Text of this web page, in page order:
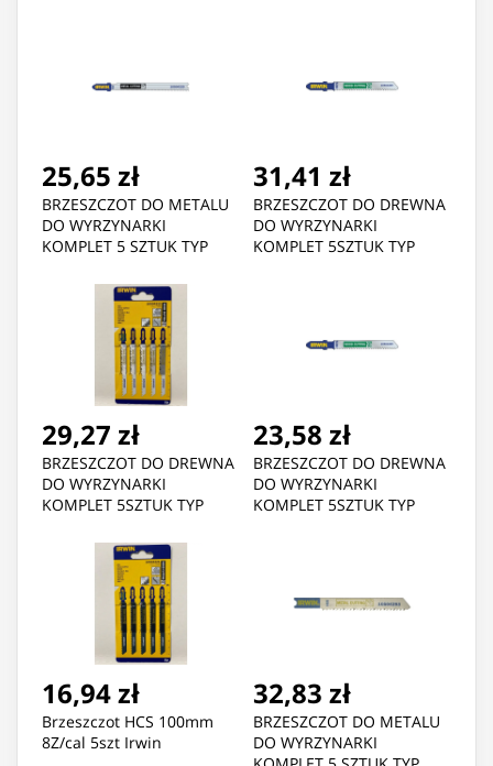
25,65 zł
BRZESZCZOT DO METALU
DO WYRZYNARKI
KOMPLET 5 SZTUK TYP
31,41 zł
BRZESZCZOT DO DREWNA
DO WYRZYNARKI
KOMPLET 5SZTUK TYP
29,27 zł
BRZESZCZOT DO DREWNA
DO WYRZYNARKI
KOMPLET 5SZTUK TYP
23,58 zł
BRZESZCZOT DO DREWNA
DO WYRZYNARKI
KOMPLET 5SZTUK TYP
16,94 zł
Brzeszczot HCS 100mm
8Z/cal 5szt Irwin
32,83 zł
BRZESZCZOT DO METALU
DO WYRZYNARKI